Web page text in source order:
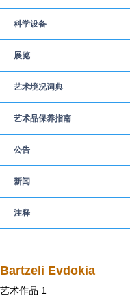
科学设备
展览
艺术境况词典
艺术品保养指南
公告
新闻
注释
Bartzeli Evdokia
艺术作品 1